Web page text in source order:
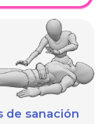
de sanación